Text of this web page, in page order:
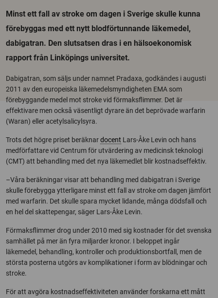
Minst ett fall av stroke om dagen i Sverige skulle kunna
förebyggas med ett nytt blodförtunnande läkemedel,
dabigatran. Den slutsatsen dras i en hälsoekonomisk
rapport från Linköpings universitet.
Dabigatran, som säljs under namnet Pradaxa, godkändes i augusti
2011 av den europeiska läkemedelsmyndigheten EMA som
förebyggande medel mot stroke vid förmaksflimmer. Det är
effektivare men också väsentligt dyrare än det beprövade warfarin
(Waran) eller acetylsalicylsyra.
Trots det högre priset beräknardocent Lars-Åke Levin och hans
medförfattare vid Centrum för utvärdering av medicinsk teknologi
(CMT) att behandling med det nya läkemedlet blir kostnadseffektiv.
–Våra beräkningar visar att behandling med dabigatran i Sverige
skulle förebygga ytterligare minst ett fall av stroke om dagen jämfört
med warfarin. Det skulle spara mycket lidande, många dödsfall och
en hel del skattepengar, säger Lars-Åke Levin.
Förmaksflimmer drog under 2010 med sig kostnader för det svenska
samhället på mer än fyra miljarder kronor. I beloppet ingår
läkemedel, behandling, kontroller och produktionsbortfall, men de
största posterna utgörs av komplikationer i form av blödningar och
stroke.
För att avgöra kostnadseffektiviteten använder forskarna ett mått